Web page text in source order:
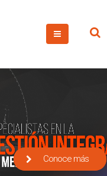
Conoce más